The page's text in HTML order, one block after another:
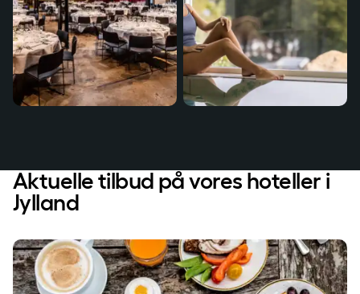
Aktuelle tilbud på vores hoteller i
Jylland
Overnatning med morgenbuffet